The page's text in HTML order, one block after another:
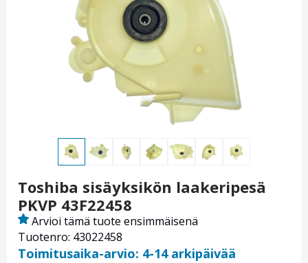
Toshiba sisäyksikön laakeripesä
PKVP 43F22458
Tuotenro: 43022458
Arvioi tämä tuote ensimmäisenä
Toimitusaika-arvio: 4-14 arkipäivää